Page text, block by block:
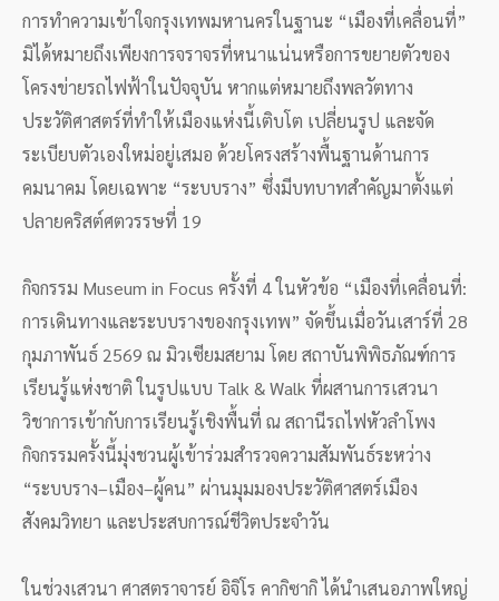
การทำความเข้าใจกรุงเทพมหานครในฐานะ “เมืองที่เคลื่อนที่”
มิได้หมายถึงเพียงการจราจรที่หนาแน่นหรือการขยายตัวของ
โครงข่ายรถไฟฟ้าในปัจจุบัน หากแต่หมายถึงพลวัตทาง
ประวัติศาสตร์ที่ทำให้เมืองแห่งนี้เติบโต เปลี่ยนรูป และจัด
ระเบียบตัวเองใหม่อยู่เสมอ ด้วยโครงสร้างพื้นฐานด้านการ
คมนาคม โดยเฉพาะ “ระบบราง” ซึ่งมีบทบาทสำคัญมาตั้งแต่
ปลายคริสต์ศตวรรษที่ 19
กิจกรรม Museum in Focus ครั้งที่ 4 ในหัวข้อ “เมืองที่เคลื่อนที่:
การเดินทางและระบบรางของกรุงเทพ” จัดขึ้นเมื่อวันเสาร์ที่ 28
กุมภาพันธ์ 2569 ณ มิวเซียมสยาม โดย สถาบันพิพิธภัณฑ์การ
เรียนรู้แห่งชาติ ในรูปแบบ Talk & Walk ที่ผสานการเสวนา
วิชาการเข้ากับการเรียนรู้เชิงพื้นที่ ณ สถานีรถไฟหัวลำโพง
กิจกรรมครั้งนี้มุ่งชวนผู้เข้าร่วมสำรวจความสัมพันธ์ระหว่าง
“ระบบราง–เมือง–ผู้คน” ผ่านมุมมองประวัติศาสตร์เมือง
สังคมวิทยา และประสบการณ์ชีวิตประจำวัน
ในช่วงเสวนา ศาสตราจารย์ อิจิโร คากิซากิ ได้นำเสนอภาพใหญ่